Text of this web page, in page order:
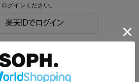
ログインください。
ちで、当ストアのアカウントを
でないお客様はこちらより
員登録いただけます。